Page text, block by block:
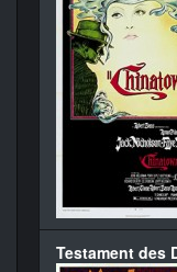
Testament des